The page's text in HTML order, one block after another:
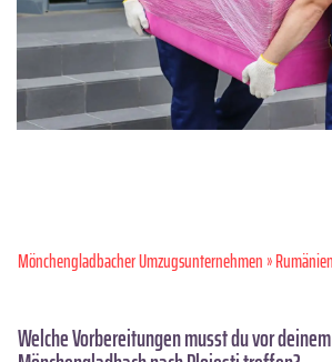
Mönchen­gladbacher Umzugsunternehmen»Rumänien
Welche Vorbereitungen musst du vor